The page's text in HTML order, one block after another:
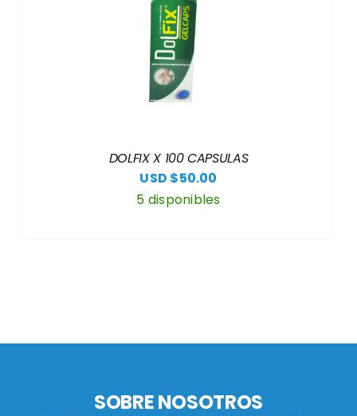
DOLFIX X 100 CAPSULAS
USD $50.00
5 disponibles
SOBRE NOSOTROS